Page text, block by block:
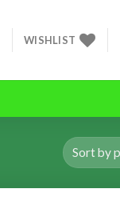
WISHLIST